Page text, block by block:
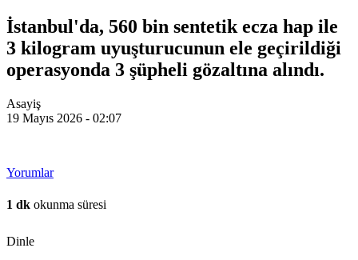
İstanbul'da, 560 bin sentetik ecza hap ile
3 kilogram uyuşturucunun ele geçirildiği
operasyonda 3 şüpheli gözaltına alındı.
Asayiş
19 Mayıs 2026 - 02:07
Yorumlar
1 dk okunma süresi
Dinle